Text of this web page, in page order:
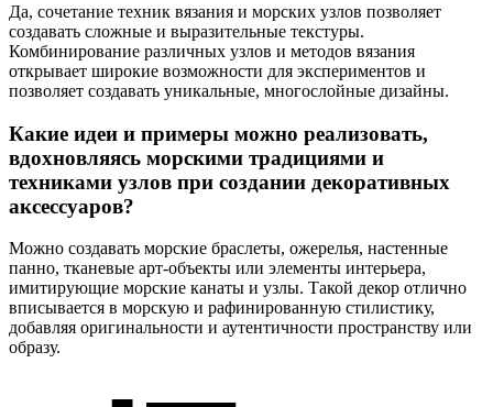
Да, сочетание техник вязания и морских узлов позволяет
создавать сложные и выразительные текстуры.
Комбинирование различных узлов и методов вязания
открывает широкие возможности для экспериментов и
позволяет создавать уникальные, многослойные дизайны.
Какие идеи и примеры можно реализовать,
вдохновляясь морскими традициями и
техниками узлов при создании декоративных
аксессуаров?
Можно создавать морские браслеты, ожерелья, настенные
панно, тканевые арт-объекты или элементы интерьера,
имитирующие морские канаты и узлы. Такой декор отлично
вписывается в морскую и рафинированную стилистику,
добавляя оригинальности и аутентичности пространству или
образу.